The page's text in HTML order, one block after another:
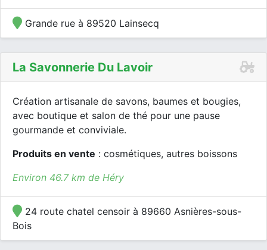
Grande rue à 89520 Lainsecq
La Savonnerie Du Lavoir
Création artisanale de savons, baumes et bougies,
avec boutique et salon de thé pour une pause
gourmande et conviviale.
Produits en vente : cosmétiques, autres boissons
Environ 46.7 km de Héry
24 route chatel censoir à 89660 Asnières-sous-
Bois